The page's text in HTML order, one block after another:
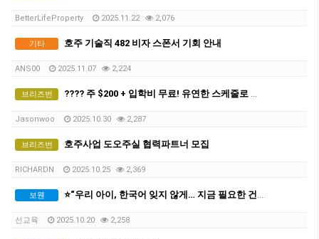
BetterLifeProperty 2025.11.22 2,076
기타 호주 기술직 482 비자 스폰서 기회 안내
ANS00 2025.11.07 2,224
브리즈번 ???? 주 $200 + 입학비 무료! 유연한 스케줄로 일과 공부 둘 다 잡으세요 ????
Jasonwoo 2025.10.30 2,287
브리즈번 호주사업 도오주실 협력파트너 모집
RICHARDN 2025.10.25 2,369
보웬 ⭐“우리 아이, 한국어 잊지 않게… 지금 필요한 건 한국어교원입니다”⭐
선교육 2025.10.20 2,258